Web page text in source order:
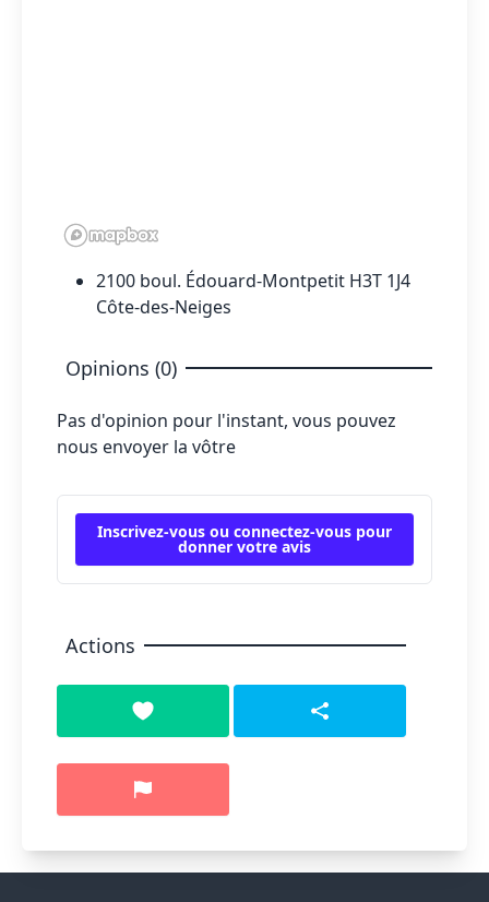
2100 boul. Édouard-Montpetit H3T 1J4
Côte-des-Neiges
Opinions (0)
Pas d'opinion pour l'instant, vous pouvez
nous envoyer la vôtre
Inscrivez-vous ou connectez-vous pour
donner votre avis
Actions